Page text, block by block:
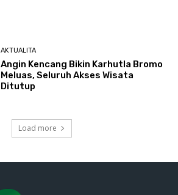
AKTUALITA
Angin Kencang Bikin Karhutla Bromo
Meluas, Seluruh Akses Wisata
Ditutup
Load more